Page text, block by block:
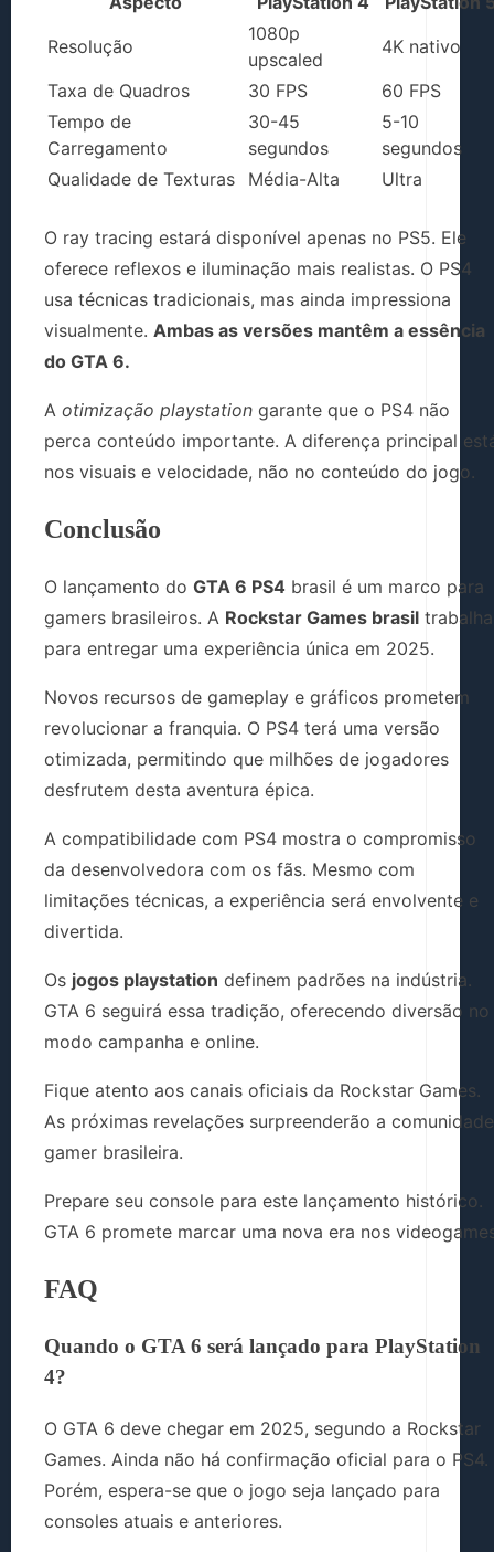
Resolução
1080p
upscaled
4K nativo
Taxa de Quadros
30 FPS
60 FPS
Tempo de
Carregamento
30-45
segundos
5-10
segundos
Qualidade de Texturas
Média-Alta Ultra
O ray tracing estará disponível apenas no PS5. Ele
oferece reflexos e iluminação mais realistas. O PS4
usa técnicas tradicionais, mas ainda impressiona
visualmente. Ambas as versões mantêm a essência
do GTA 6.
A otimização playstation garante que o PS4 não
perca conteúdo importante. A diferença principal
nos visuais e velocidade, não no conteúdo do jogo.
Conclusão
O lançamento do GTA 6 PS4 brasil é um marco para
gamers brasileiros. A Rockstar Games brasil trabalha
para entregar uma experiência única em 2025.
Novos recursos de gameplay e gráficos prometem
revolucionar a franquia. O PS4 terá uma versão
otimizada, permitindo que milhões de jogadores
desfrutem desta aventura épica.
A compatibilidade com PS4 mostra o compromisso
da desenvolvedora com os fãs. Mesmo com
limitações técnicas, a experiência será envolvente e
divertida.
Os jogos playstation definem padrões na indústria.
GTA 6 seguirá essa tradição, oferecendo diversão no
modo campanha e online.
Fique atento aos canais oficiais da Rockstar Games.
As próximas revelações surpreenderão a comunidade
gamer brasileira.
Prepare seu console para este lançamento histórico.
GTA 6 promete marcar uma nova era nos
FAQ
Quando o GTA 6 será lançado para PlayStation
4?
O GTA 6 deve chegar em 2025, segundo a Rockstar
Games. Ainda não há confirmação oficial para o PS4.
Porém, espera-se que o jogo seja lançado para
consoles atuais e anteriores.